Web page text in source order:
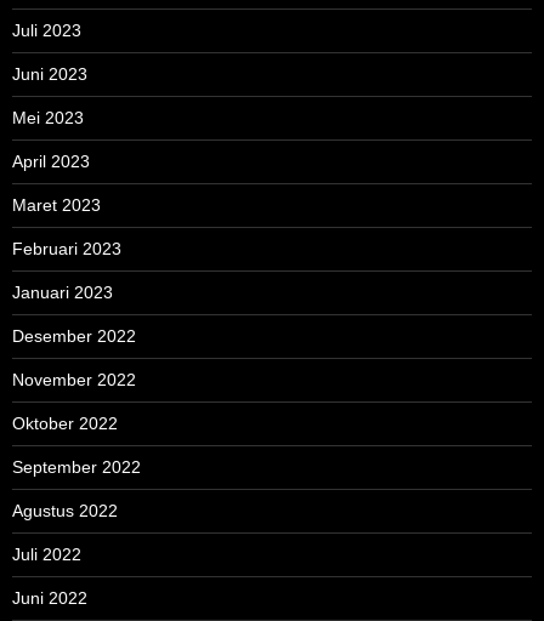
Juli 2023
Juni 2023
Mei 2023
April 2023
Maret 2023
Februari 2023
Januari 2023
Desember 2022
November 2022
Oktober 2022
September 2022
Agustus 2022
Juli 2022
Juni 2022